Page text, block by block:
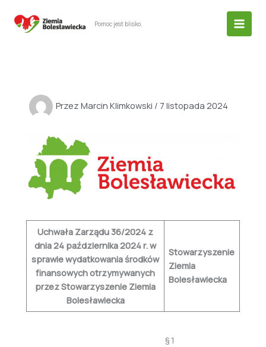
Pomoc jest blisko.
Przez Marcin Klimkowski / 7 listopada 2024
Uchwała Zarządu 36/2024 z
dnia 24 października 2024 r. w
sprawie wydatkowania środków
finansowych otrzymywanych
przez Stowarzyszenie Ziemia
Bolesławiecka
Stowarzyszenie
Ziemia
Bolesławiecka
§ 1